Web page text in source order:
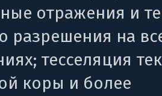
отражения и
разрешения на
тесселяция
коры и более